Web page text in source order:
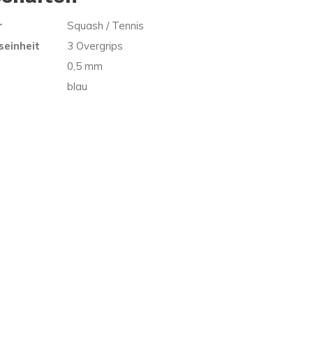
Squash / Tennis
3 Overgrips
0,5 mm
blau